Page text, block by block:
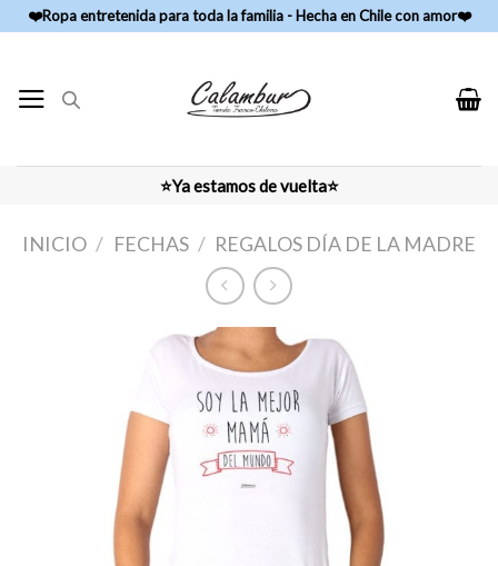
Skip❤️Ropa entretenida para toda la familia - Hecha en Chile con amor❤️
⭐Ya estamos de vuelta⭐
INICIO / FECHAS / REGALOS DÍA DE LA MADRE